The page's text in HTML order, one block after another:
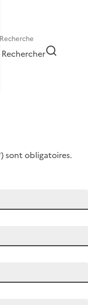
Rechercher
) sont obligatoires.